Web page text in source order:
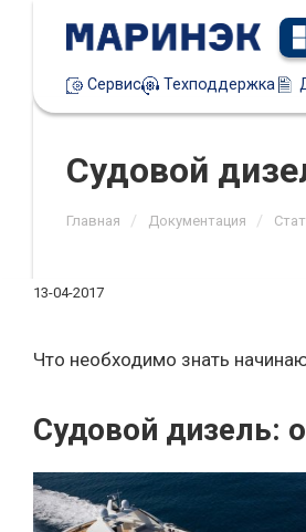
Сервис Техподдержка
Судовой
Главная / Документация /
13-04-2017
Что необходимо знать
Судовой дизель: